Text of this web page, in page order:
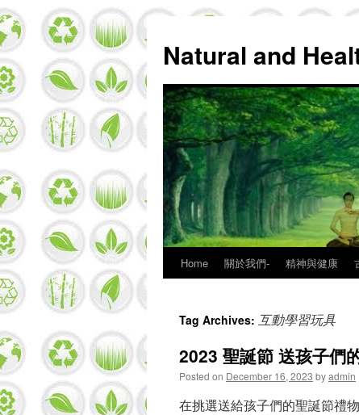
Natural and
Skip
content
Home 關於我們- 精神與健康
Tag Archives: 互動學習玩具
2023 聖誕節 送孩子們
Posted on December 16, 2023 byadmin
在挑選送給孩子們的聖誕節禮